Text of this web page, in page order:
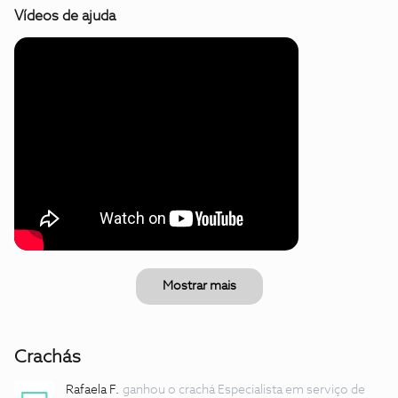
Vídeos de ajuda
Mostrar mais
Crachás
Rafaela F. ganhou o crachá Especialista em serviço de